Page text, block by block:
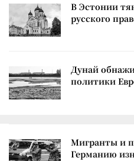
В Эстонии
русского
Дунай
политики
Мигранты и
Германию